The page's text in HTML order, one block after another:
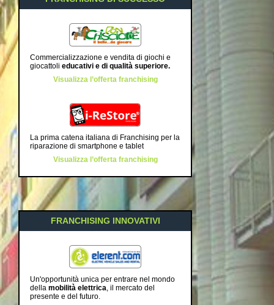
FRANCHISING INNOVATIVI
Un'opportunità unica per entrare nel mondo
della mobilità elettrica , il mercato del
presente e del futuro.
Commercializzazione e vendita di giochi e
giocattoli educativi e di qualità superiore.
Visualizza l’offerta franchising
La prima catena italiana di Franchising per la
riparazione di smartphone e tablet
Visualizza l’offerta franchising